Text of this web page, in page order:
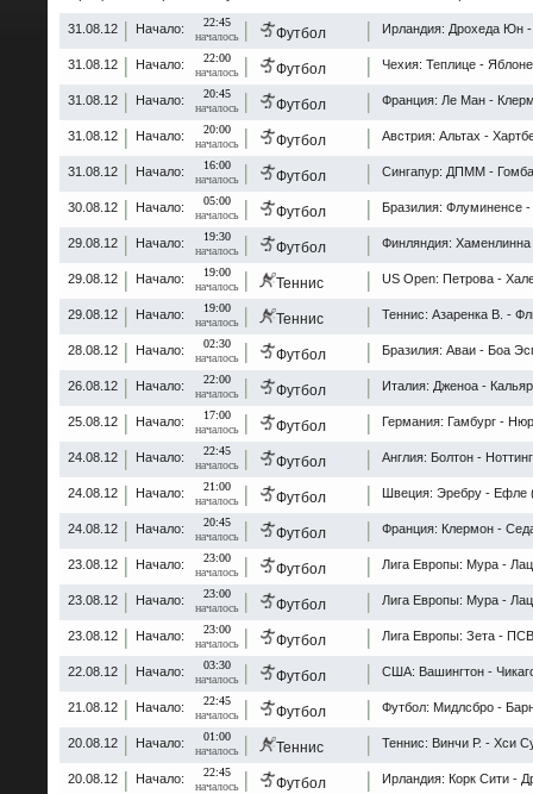
31.08.12 Начало:
22:45
началось
Футбол Ирландия: Дрохеда Юн
31.08.12 Начало:
22:00
началось
Футбол Чехия: Теплице -
31.08.12 Начало:
20:45
началось
Футбол Франция: Ле Ман -
31.08.12 Начало:
20:00
началось
Футбол Австрия: Альтах -
31.08.12 Начало:
16:00
началось
Футбол Сингапур: ДПММ -
30.08.12 Начало:
05:00
началось
Футбол Бразилия: Флуминенсе
29.08.12 Начало:
19:30
началось
Футбол Финляндия:
29.08.12 Начало:
19:00
началось
Теннис US Open: Петрова -
29.08.12 Начало:
19:00
началось
Теннис Теннис: Азаренка В. -
28.08.12 Начало:
02:30
началось
Футбол Бразилия: Аваи - Боа
26.08.12 Начало:
22:00
началось
Футбол Италия: Дженоа -
25.08.12 Начало:
17:00
началось
Футбол Германия: Гамбург -
24.08.12 Начало:
22:45
началось
Футбол Англия: Болтон -
24.08.12 Начало:
21:00
началось
Футбол Швеция: Эребру - Ефле
24.08.12 Начало:
20:45
началось
Футбол Франция: Клермон -
23.08.12 Начало:
23:00
началось
Футбол Лига Европы: Мура -
23.08.12 Начало:
23:00
началось
Футбол Лига Европы: Мура -
23.08.12 Начало:
23:00
началось
Футбол Лига Европы: Зета -
22.08.12 Начало:
03:30
началось
Футбол США: Вашингтон -
21.08.12 Начало:
22:45
началось
Футбол Футбол: Мидлсбро -
20.08.12 Начало:
01:00
началось
Теннис Теннис: Винчи Р. - Хси
20.08.12 Начало:
22:45
началось
Футбол Ирландия: Корк Сити -